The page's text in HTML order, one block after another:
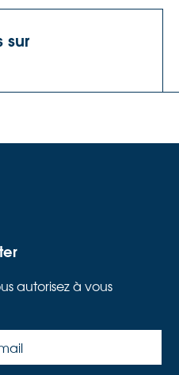
sur
autorisez à vous